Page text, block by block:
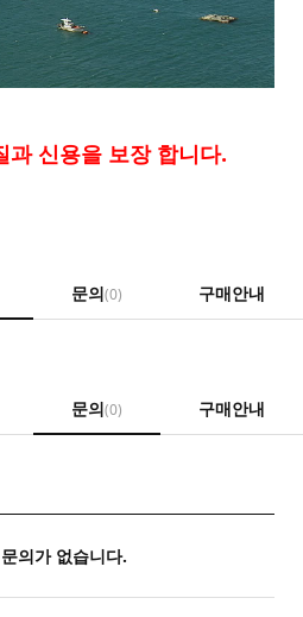
과 신용을 보장 합니다.
문의(0) 구매안내
문의(0) 구매안내
의가 없습니다.